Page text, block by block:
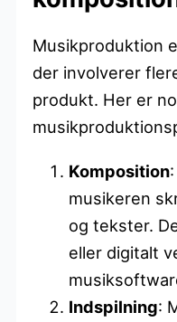
Musikproduktion
der involverer
produkt. Her er
Komposition
musikeren
og tekster.
eller digitalt
Indspilning: